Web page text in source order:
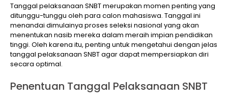
Tanggal pelaksanaan SNBT merupakan momen penting yang
ditunggu-tunggu oleh para calon mahasiswa. Tanggal ini
menandai dimulainya proses seleksi nasional yang akan
menentukan nasib mereka dalam meraih impian pendidikan
tinggi. Oleh karena itu, penting untuk mengetahui dengan jelas
tanggal pelaksanaan SNBT agar dapat mempersiapkan diri
secara optimal.
Penentuan Tanggal Pelaksanaan SNBT